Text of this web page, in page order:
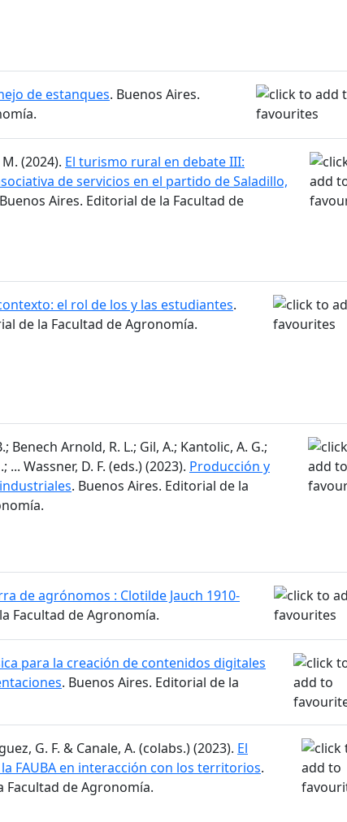
de estanques. Buenos Aires.
(2024). El turismo rural en debate III:
de servicios en el partido de Saladillo,
Aires. Editorial de la Facultad de
el rol de los y las estudiantes.
de la Facultad de Agronomía.
Benech Arnold, R. L.; Gil, A.; Kantolic, A. G.;
... Wassner, D. F. (eds.) (2023). Producción y
. Buenos Aires. Editorial de la
de agrónomos : Clotilde Jauch 1910-
Facultad de Agronomía.
para la creación de contenidos digitales
. Buenos Aires. Editorial de la
G. F. & Canale, A. (colabs.) (2023). El
FAUBA en interacción con los territorios.
Facultad de Agronomía.